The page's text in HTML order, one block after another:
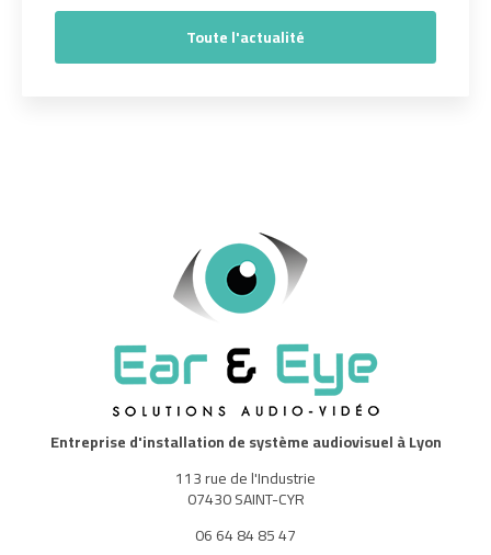
Toute l'actualité
Entreprise d'installation de système audiovisuel à Lyon
113 rue de l'Industrie
07430 SAINT-CYR
06 64 84 85 47